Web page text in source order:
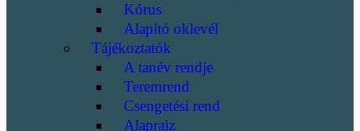
Kórus
Alapító oklevél
Tájékoztatók
A tanév rendje
Teremrend
Csengetési rend
Alaprajz